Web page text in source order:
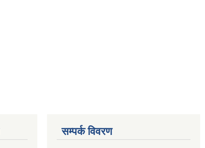
सम्पर्क विवरण